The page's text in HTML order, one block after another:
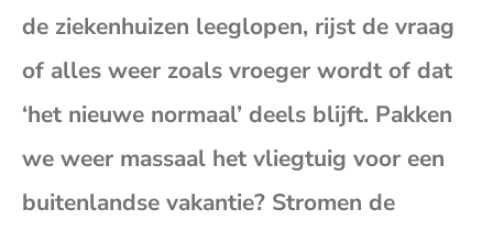
bericht
op
Facebook
bericht
op
X
bericht
op
de ziekenhuizen leeglopen, rijst de vraag
of alles weer zoals vroeger wordt of dat
‘het nieuwe normaal’ deels blijft. Pakken
we weer massaal het vliegtuig voor een
buitenlandse vakantie? Stromen de